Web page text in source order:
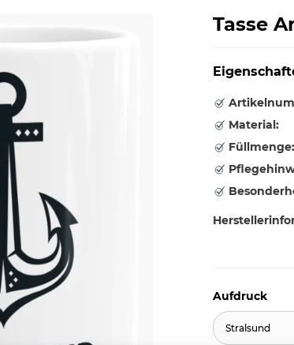
Tasse
Material:
Füllmenge:
Aufdruck
Stralsund